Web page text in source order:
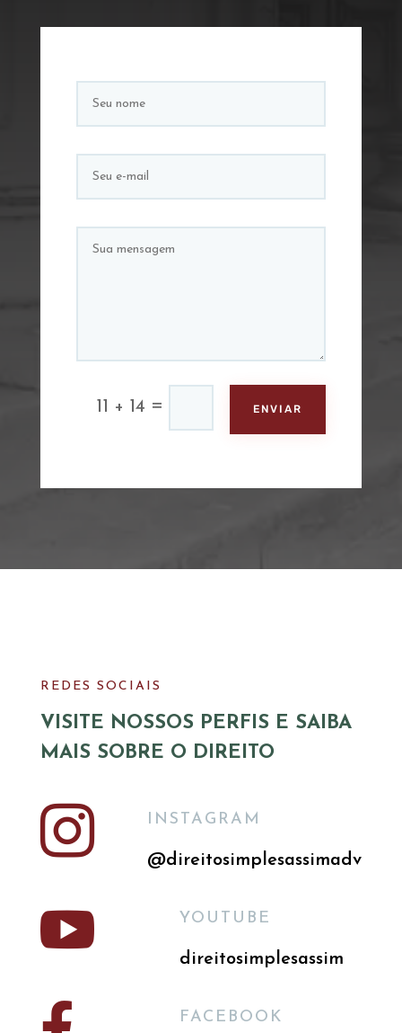
11 + 14 = ENVIAR
REDES SOCIAIS
VISITE NOSSOS PERFIS E SAIBA
MAIS SOBRE O DIREITO
 INSTAGRAM
@direitosimplesassimadv
 YOUTUBE
direitosimplesassim
FACEBOOK